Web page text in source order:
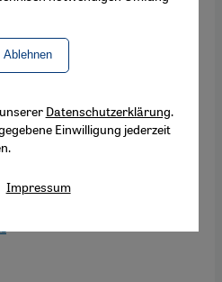
viele Menschen
Fotoalben verloren.
Journalistin Asmaa al-
Bilder ihrer Familie
sowie
in Zeiten des
Ablehnen
Datenschutzerklärung.
Einwilligung jederzeit
Impressum